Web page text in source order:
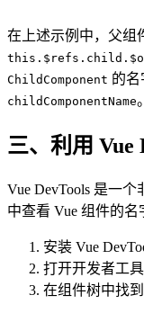
在上述示例中，父组
ChildComponent 的名
childComponentName。
三、利用 Vue
Vue DevTools 是一
中查看 Vue 组件的名
安装 Vue
打开开发者工
在组件树中找